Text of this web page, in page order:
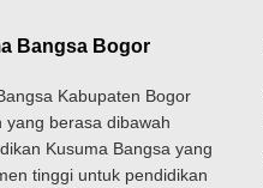
Bangsa Bogor
Kabupaten Bogor
yang berasa dibawah
Kusuma Bangsa yang
tinggi untuk pendidikan